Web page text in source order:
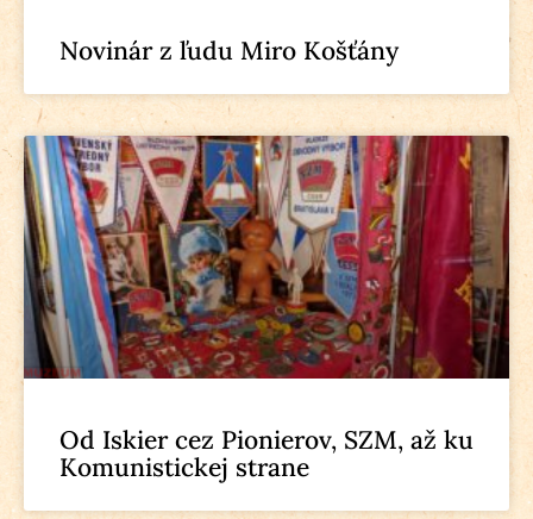
Novinár z ľudu Miro Košťány
Od Iskier cez Pionierov, SZM, až ku
Komunistickej strane